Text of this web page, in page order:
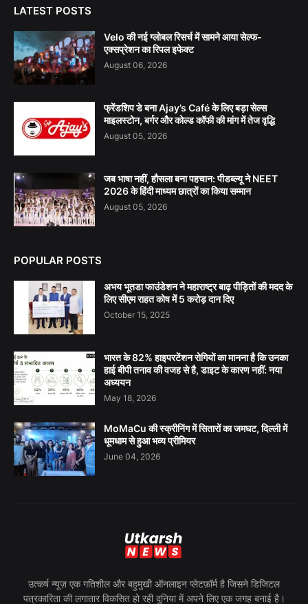
LATEST POSTS
Velo की नई ग्लोबल रिसर्च में सामने आया सेल्फ-
एक्सप्रेशन का रिपल इफेक्ट
August 06, 2026
फ्रेंडशिप डे बना Ajay’s Café के लिए बड़ा सेल्स
माइलस्टोन, बर्गर और कोल्ड कॉफी की मांग में तेज वृद्धि
August 05, 2026
जब भाषा नहीं, हौसला बना पहचान: पीडब्ल्यू ने NEET
2026 के हिंदी माध्यम छात्रों का किया सम्मान
August 05, 2026
POPULAR POSTS
अभय भूतडा फाउंडेशन ने महाराष्ट्र बाढ़ पीड़ितों की मदद के
लिए सीएम राहत कोष में 5 करोड़ दान दिए
October 15, 2025
भारत के 82% हाइपरटेंशन रोगियों का मानना है कि उनका
हाई बीपी तनाव की वजह से है, डाइट के कारण नहीं: नया
अध्ययन
May 18, 2026
MoMaCu की स्क्रीनिंग में सितारों का जमघट, दिल्ली में
धूमधाम से हुआ भव्य प्रीमियर
June 04, 2026
उत्कर्ष न्यूज़ एक गतिशील और बहुमुखी ऑनलाइन प्लेटफ़ॉर्म है जिसने डिजिटल
पत्रकारिता की लगातार विकसित हो रही दुनिया में अपने लिए एक जगह बनाई है।